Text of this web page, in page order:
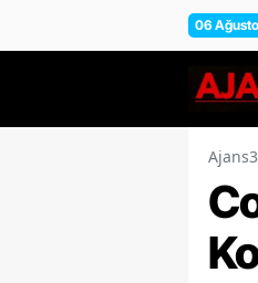
06